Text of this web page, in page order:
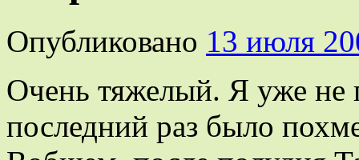
Опубликовано 13 июля
Очень тяжелый. Я уже не
последний раз было